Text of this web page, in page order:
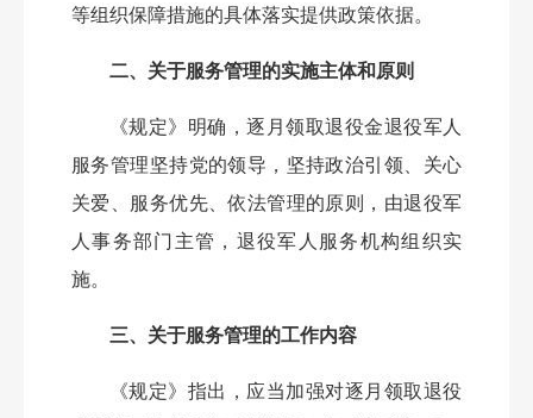
等组织保障措施的具体落实提供政策依据。
二、关于服务管理的实施主体和原则
《规定》明确，逐月领取退役金退役军人
服务管理坚持党的领导，坚持政治引领、关心
关爱、服务优先、依法管理的原则，由退役军
人事务部门主管，退役军人服务机构组织实
施。
三、关于服务管理的工作内容
《规定》指出，应当加强对逐月领取退役